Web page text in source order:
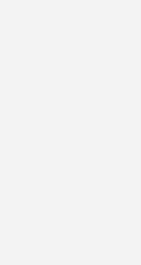
RFNBO-
als vollkommen grün
nun in Oberhausen